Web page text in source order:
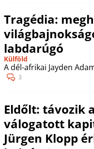
Tragédia:
labdarúgó
Külföld
A dél-afrikai Jayden
3
Eldőlt: távozik
válogatott
Jürgen Klopp